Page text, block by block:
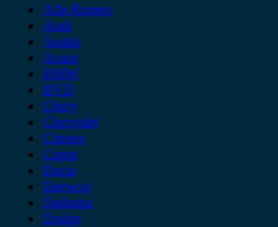
Alfa Romeo
Audi
Austin
Acura
BMW
BYD
Chery
Chevrolet
Citroen
Cupra
Dacia
Daewoo
Daihatsu
Dodge